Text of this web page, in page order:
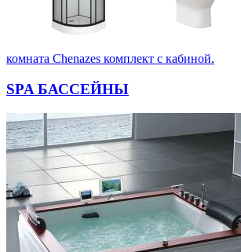
комната Chenazes комплект с кабиной.
SPA БАССЕЙНЫ